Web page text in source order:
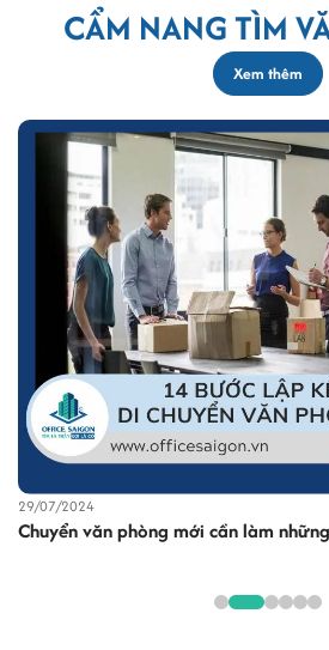
CẨM NANG TÌM
Xem thêm
29/07/2024
Chuyển văn phòng mới cần làm